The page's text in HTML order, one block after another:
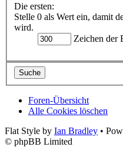
Die ersten:
Stelle 0 als Wert ein, damit
wird.
Zeichen der
Foren-Übersicht
Alle Cookies löschen
Flat Style by Ian Bradley •
© phpBB Limited